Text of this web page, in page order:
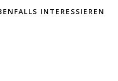
INTERESSIEREN